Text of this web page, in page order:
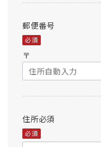
郵便番号
必須
〒
住所必須
必須